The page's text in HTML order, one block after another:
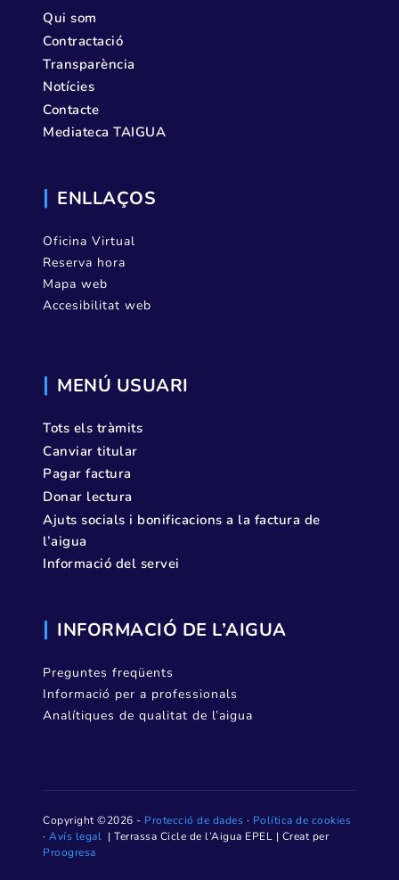
Qui som
Contractació
Transparència
Notícies
Contacte
Mediateca TAIGUA
ENLLAÇOS
Oficina Virtual
Reserva hora
Mapa web
Accesibilitat web
MENÚ USUARI
Tots els tràmits
Canviar titular
Pagar factura
Donar lectura
Ajuts socials i bonificacions a la factura de
l’aigua
Informació del servei
INFORMACIÓ DE L’AIGUA
Preguntes freqüents
Informació per a professionals
Analítiques de qualitat de l’aigua
Copyright ©2026 - Protecció de dades · Política de cookies
· Avís legal | Terrassa Cicle de l’Aigua EPEL | Creat per
Proogresa